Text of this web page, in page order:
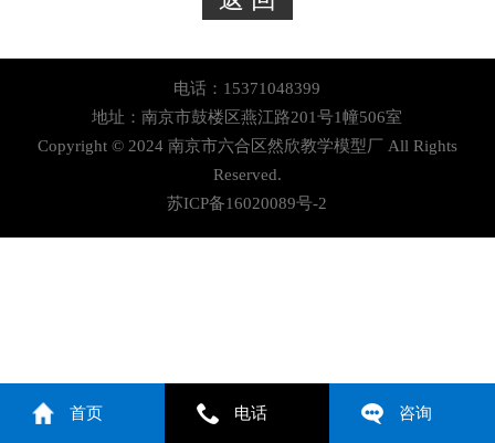
电话：15371048399
地址：南京市鼓楼区燕江路201号1幢506室
Copyright © 2024 南京市六合区然欣教学模型厂 All Rights
Reserved.
苏ICP备16020089号-2
首页 电话 咨询